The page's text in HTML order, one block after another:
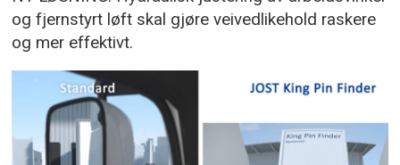
og fjernstyrt løft skal gjøre veivedlikehold raskere
og mer effektivt.